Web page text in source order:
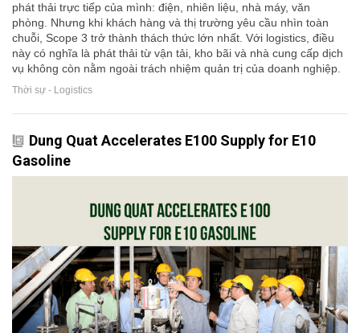
phát thải trực tiếp của mình: điện, nhiên liệu, nhà máy, văn
phòng. Nhưng khi khách hàng và thị trường yêu cầu nhìn toàn
chuỗi, Scope 3 trở thành thách thức lớn nhất. Với logistics, điều
này có nghĩa là phát thải từ vận tải, kho bãi và nhà cung cấp dịch
vụ không còn nằm ngoài trách nhiệm quản trị của doanh nghiệp.
Thời sự - Logistics
Dung Quat Accelerates E100 Supply for E10
Gasoline